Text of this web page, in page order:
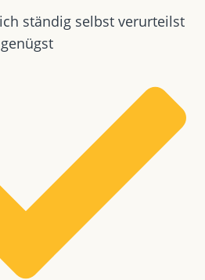
ständig selbst verurteilst